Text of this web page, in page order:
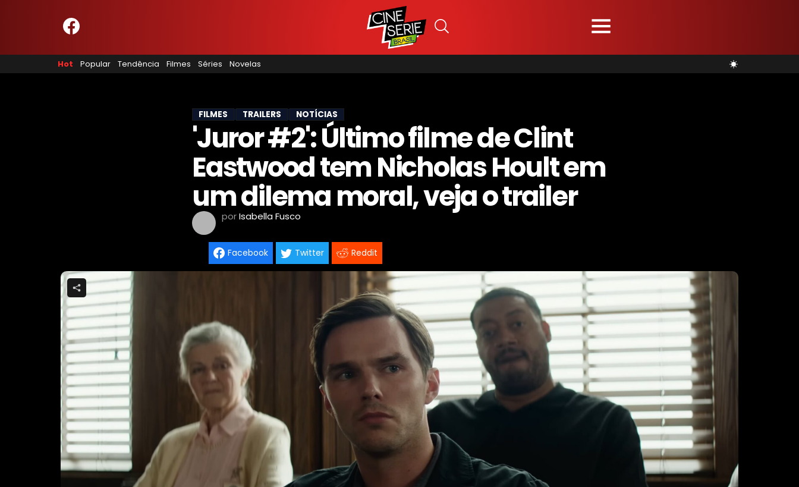
Hot Popular Tendência Filmes Séries Novelas
NOSSA EQUIPE
PRINCÍPIOS EDITORIAIS
FILMES TRAILERS NOTÍCIAS
'Juror #2': Último filme de Clint
Eastwood tem Nicholas Hoult em
um dilema moral, veja o trailer
porIsabella Fusco
Facebook Twitter Reddit